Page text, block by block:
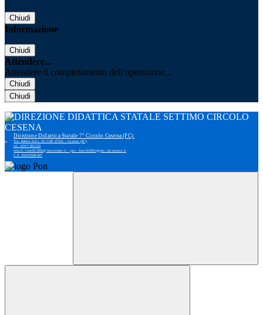
Chiudi
Informazione
Chiudi
Attendere...
Attendere il completamento dell'operazione...
Chiudi
Chiudi
Direzione Didattica Statale 7° Circolo Cesena (FC)
Via Adone Zoli, 35 CAP 47521 - Cesena (FC)
tel: 0547-383193
email: foee02300r@istruzione.it - pec: foee02300r@pec.istruzione.it
C.F. 81007690407